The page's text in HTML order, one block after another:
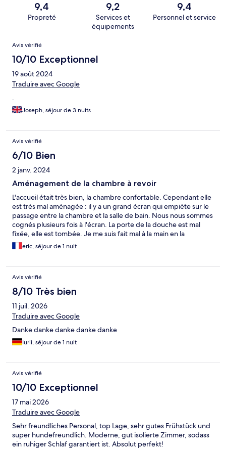
9,4
Propreté
9,2
Services et
équipements
9,4
Personnel et service
Avis
Avis vérifié
10/10 Exceptionnel
19 août 2024
Traduire avec Google
.
Joseph, séjour de 3 nuits
Avis vérifié
6/10 Bien
2 janv. 2024
Aménagement de la chambre à revoir
L'accueil était très bien, la chambre confortable. Cependant elle
est très mal aménagée : il y a un grand écran qui empiète sur le
passage entre la chambre et la salle de bain. Nous nous sommes
cognés plusieurs fois à l'écran. La porte de la douche est mal
fixée, elle est tombée. Je me suis fait mal à la main en la
remettant.
eric, séjour de 1 nuit
Avis vérifié
8/10 Très bien
11 juil. 2026
Traduire avec Google
Danke danke danke danke danke
Iurii, séjour de 1 nuit
Avis vérifié
10/10 Exceptionnel
17 mai 2026
Traduire avec Google
Sehr freundliches Personal, top Lage, sehr gutes Frühstück und
super hundefreundlich. Moderne, gut isolierte Zimmer, sodass
ein ruhiger Schlaf garantiert ist. Absolut perfekt!